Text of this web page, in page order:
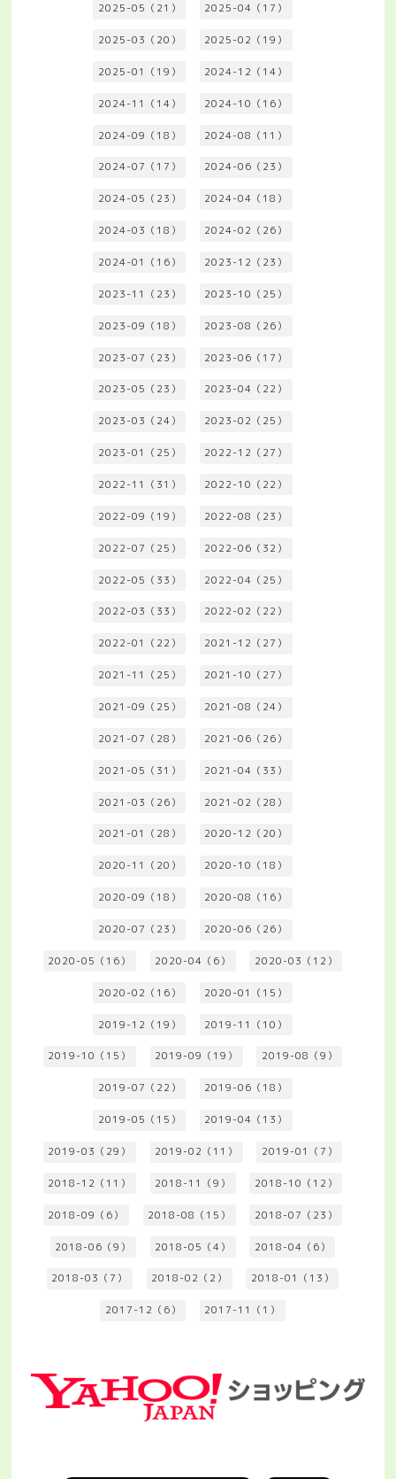
2025-05（21） 2025-04（17）
2025-03（20） 2025-02（19）
2025-01（19） 2024-12（14）
2024-11（14） 2024-10（16）
2024-09（18） 2024-08（11）
2024-07（17） 2024-06（23）
2024-05（23） 2024-04（18）
2024-03（18） 2024-02（26）
2024-01（16） 2023-12（23）
2023-11（23） 2023-10（25）
2023-09（18） 2023-08（26）
2023-07（23） 2023-06（17）
2023-05（23） 2023-04（22）
2023-03（24） 2023-02（25）
2023-01（25） 2022-12（27）
2022-11（31） 2022-10（22）
2022-09（19） 2022-08（23）
2022-07（25） 2022-06（32）
2022-05（33） 2022-04（25）
2022-03（33） 2022-02（22）
2022-01（22） 2021-12（27）
2021-11（25） 2021-10（27）
2021-09（25） 2021-08（24）
2021-07（28） 2021-06（26）
2021-05（31） 2021-04（33）
2021-03（26） 2021-02（28）
2021-01（28） 2020-12（20）
2020-11（20） 2020-10（18）
2020-09（18） 2020-08（16）
2020-07（23） 2020-06（26）
2020-05（16） 2020-04（6） 2020-03（12）
2020-02（16） 2020-01（15）
2019-12（19） 2019-11（10）
2019-10（15） 2019-09（19） 2019-08（9）
2019-07（22） 2019-06（18）
2019-05（15） 2019-04（13）
2019-03（29） 2019-02（11） 2019-01（7）
2018-12（11） 2018-11（9） 2018-10（12）
2018-09（6） 2018-08（15） 2018-07（23）
2018-06（9） 2018-05（4） 2018-04（6）
2018-03（7） 2018-02（2） 2018-01（13）
2017-12（6） 2017-11（1）